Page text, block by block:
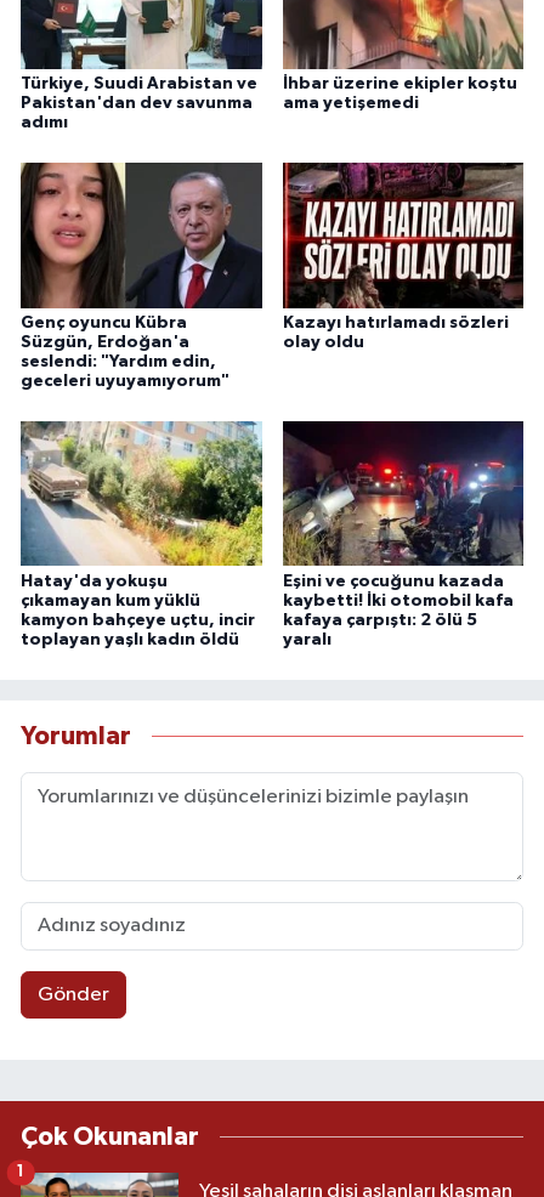
Türkiye, Suudi Arabistan ve
Pakistan'dan dev savunma
adımı
İhbar üzerine ekipler koştu
ama yetişemedi
Genç oyuncu Kübra
Süzgün, Erdoğan'a
seslendi: "Yardım edin,
geceleri uyuyamıyorum"
Kazayı hatırlamadı sözleri
olay oldu
Hatay'da yokuşu
çıkamayan kum yüklü
kamyon bahçeye uçtu, incir
toplayan yaşlı kadın öldü
Eşini ve çocuğunu kazada
kaybetti! İki otomobil kafa
kafaya çarpıştı: 2 ölü 5
yaralı
Yorumlar
Gönder
Çok Okunanlar
Yeşil sahaların dişi aslanları klasman